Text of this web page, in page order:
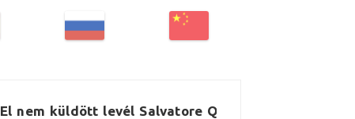
El nem küldött levél Salvatore Quasimodónak